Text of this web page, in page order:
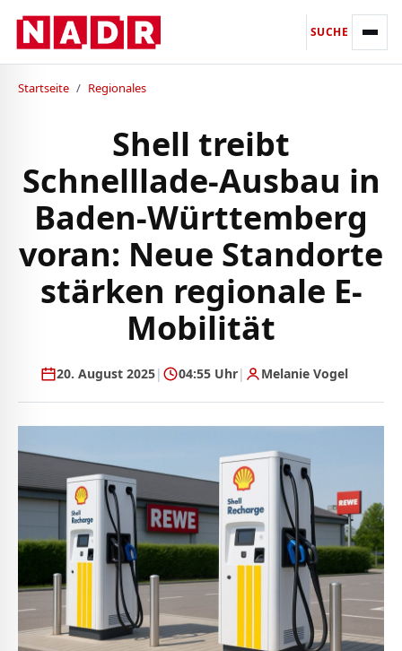
SUCHE
Startseite / Regionales
Shell treibt
Schnelllade-Ausbau in
Baden-Württemberg
voran: Neue Standorte
stärken regionale E-
Mobilität
20. August 2025| 04:55 Uhr| Melanie Vogel